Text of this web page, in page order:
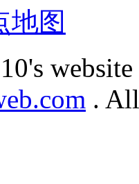
地图
.